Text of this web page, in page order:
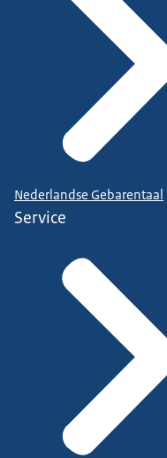
Nederlandse Gebarentaal
Service